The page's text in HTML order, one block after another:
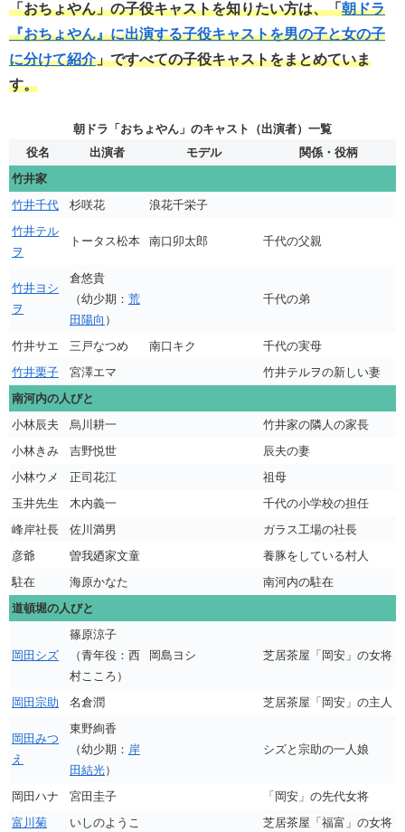
「おちょやん」の子役キャストを知りたい方は、「朝ドラ
『おちょやん』に出演する子役キャストを男の子と女の子
に分けて紹介」ですべての子役キャストをまとめていま
す。
朝ドラ「おちょやん」のキャスト（出演者）一覧
役名
出演者 モデル
関係・役柄
竹井家
竹井千代
杉咲花
浪花千栄子
竹井テル
ヲ
トータス松本 南口卯太郎 千代の父親
竹井ヨシ
ヲ
倉悠貴
（幼少期： 荒
田陽向 ）
千代の弟
竹井サエ 三戸なつめ 南口キク
千代の実母
竹井栗子
宮澤エマ
竹井テルヲの新しい妻
南河内の人びと
小林辰夫
烏川耕一
竹井家の隣人の家長
小林きみ
吉野悦世
辰夫の妻
小林ウメ
正司花江
祖母
玉井先生
木内義一
千代の小学校の担任
峰岸社長
佐川満男
ガラス工場の社長
彦爺
曽我廼家文童
養豚をしている村人
駐在
海原かなた
南河内の駐在
道頓堀の人びと
岡田シズ
篠原涼子
（青年役：西
村こころ）
岡島ヨシ 芝居茶屋「岡安」の女将
岡田宗助 名倉潤 芝居茶屋「岡安」の主人
岡田みつ
え
東野絢香
（幼少期： 岸
田結光）
シズと宗助の一人娘
岡田ハナ 宮田圭子
「岡安」の先代女将
富川菊
いしのようこ
芝居茶屋「福富」の女将